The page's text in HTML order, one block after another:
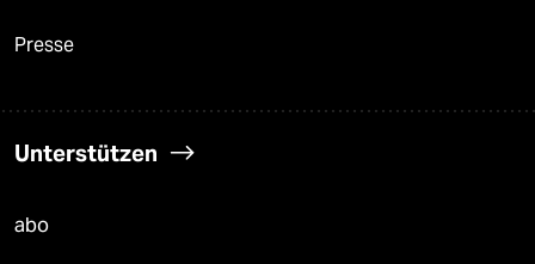
Presse
Unterstützen
abo